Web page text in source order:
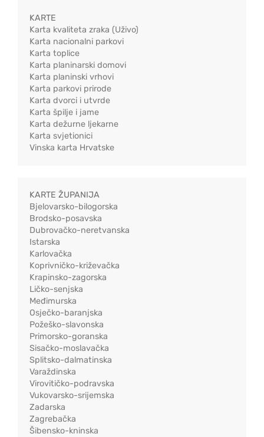
KARTE
Karta kvaliteta zraka (Uživo)
Karta nacionalni parkovi
Karta toplice
Karta planinarski domovi
Karta planinski vrhovi
Karta parkovi prirode
Karta dvorci i utvrde
Karta špilje i jame
Karta dežurne ljekarne
Karta svjetionici
Vinska karta Hrvatske
KARTE ŽUPANIJA
Bjelovarsko-bilogorska
Brodsko-posavska
Dubrovačko-neretvanska
Istarska
Karlovačka
Koprivničko-križevačka
Krapinsko-zagorska
Ličko-senjska
Međimurska
Osječko-baranjska
Požeško-slavonska
Primorsko-goranska
Sisačko-moslavačka
Splitsko-dalmatinska
Varaždinska
Virovitičko-podravska
Vukovarsko-srijemska
Zadarska
Zagrebačka
Šibensko-kninska